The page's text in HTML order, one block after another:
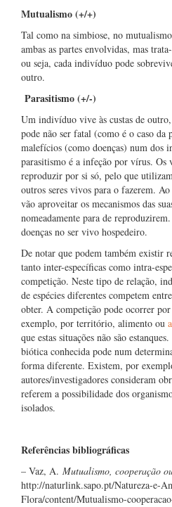
Mutualismo (+/+)
Tal como na simbiose, no
ambas as partes envolvidas, mas
ou seja, cada indivíduo pode
outro.
Parasitismo (+/-)
Um indivíduo vive às custas de
pode não ser fatal (como é o caso da
malefícios (como doenças) num dos
parasitismo é a infeção por vírus. Os
reproduzir por si só, pelo que
outros seres vivos para o fazerem.
vão aproveitar os mecanismos das
nomeadamente para de
doenças no ser vivo hospedeiro.
De notar que podem também existir
tanto inter-específicas como intra-
competição. Neste tipo de relação,
de espécies diferentes competem
obter. A competição pode ocorrer
exemplo, por território, alimento ou
que estas situações não são
biótica conhecida pode num
forma diferente. Existem, por
autores/investigadores consideram
referem a possibilidade dos
isolados.
Referências bibliográficas
– Vaz, A. Mutualismo, cooperação
http://naturlink.sapo.pt/Natureza-e-
Flora/content/Mutualismo-